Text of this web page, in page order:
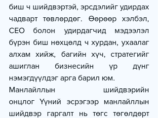
биш ч шийдвэртэй, эрсдэлийг удирдах
чадварт төвлөрдөг. Өөрөөр хэлбэл,
CEO болон удирдагчид мэдээлэл
бүрэн биш нөхцөлд ч хурдан, ухаалаг
алхам хийж, багийн хүч, стратегийг
ашиглан бизнесийн үр дүнг
нэмэгдүүлдэг арга барил юм.
Манлайллын шийдвэрийн
онцлог Үүний эсрэгээр манлайллын
шийдвэр гаргалт нь төгс төгөлдөрт